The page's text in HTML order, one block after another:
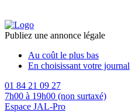
Publiez une annonce légale
Au coût le plus bas
En choisissant votre journal
01 84 21 09 27
7h00 à 19h00 (non surtaxé)
Espace JAL-Pro